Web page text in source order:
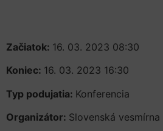
Začiatok: 16. 03. 2023 08:30
Koniec: 16. 03. 2023 16:30
Typ podujatia: Konferencia
Organizátor: Slovenská